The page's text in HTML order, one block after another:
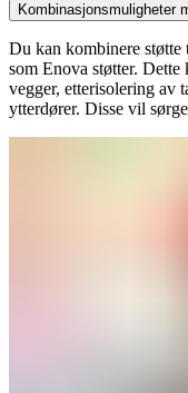
Kombinasjonsmuligheter
Du kan kombinere
som Enova støtter.
vegger, etterisolering av
ytterdører. Disse vil